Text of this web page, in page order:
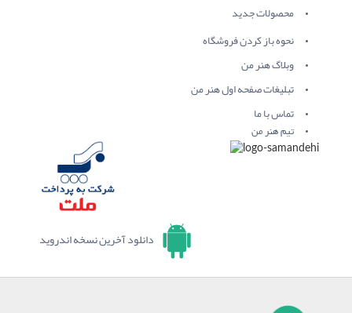
محصولات جدید
نحوه باز کردن فروشگاه
وبلاگ هنر من
تبلیغات صفحه اول هنر من
تماس با ما
تیم هنر من
دانلود آخرین نسخه اندروید